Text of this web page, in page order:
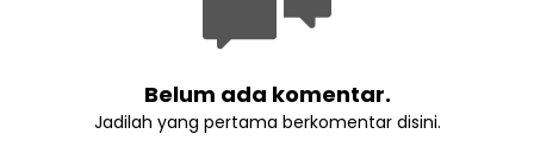
Belum ada komentar.
Jadilah yang pertama berkomentar disini.